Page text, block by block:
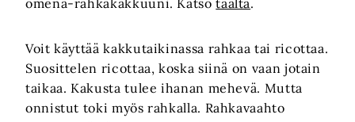
Voit käyttää kakkutaikinassa rahkaa tai ricottaa.
Suosittelen ricottaa, koska siinä on vaan jotain
taikaa. Kakusta tulee ihanan mehevä. Mutta
onnistut toki myös rahkalla. Rahkavaahto